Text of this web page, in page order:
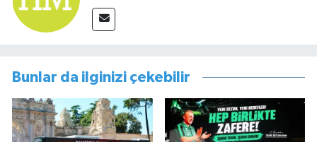
Bunlar da ilginizi çekebilir